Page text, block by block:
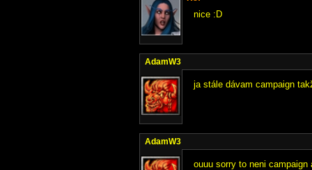
nice :D
AdamW3
ja stále dávam campaign
AdamW3
ouuu sorry to neni campaign